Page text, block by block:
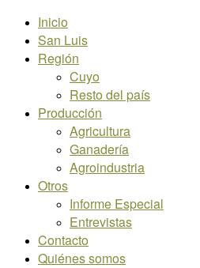
Inicio
San Luis
Región
Cuyo
Resto del país
Producción
Agricultura
Ganadería
Agroindustria
Otros
Informe Especial
Entrevistas
Contacto
Quiénes somos